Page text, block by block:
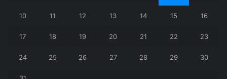
10 11 12 13 14 15 16
17 18 19 20 21 22 23
24 25 26 27 28 29 30